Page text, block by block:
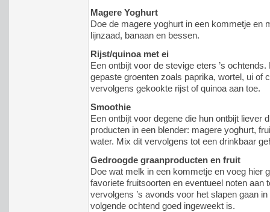
Magere Yoghurt
Doe de magere yoghurt in een kommetje en
lijnzaad, banaan en bessen.
Rijst/quinoa met ei
Een ontbijt voor de stevige eters ’s
gepaste groenten zoals paprika, wortel, ui of
vervolgens gekookte rijst of quinoa aan toe.
Smoothie
Een ontbijt voor degene die hun ontbijt liever
producten in een blender: magere yoghurt,
water. Mix dit vervolgens tot een drinkbaar
Gedroogde graanproducten en fruit
Doe wat melk in een kommetje en voeg hier
favoriete fruitsoorten en eventueel noten aan
vervolgens ’s avonds voor het slapen gaan
volgende ochtend goed ingeweekt is.